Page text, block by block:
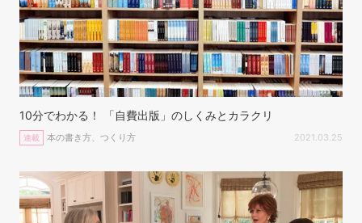
10分でわかる！ 「自費出版」のしくみとカラクリ
連載 本の書き方、つくり方 2021.03.25